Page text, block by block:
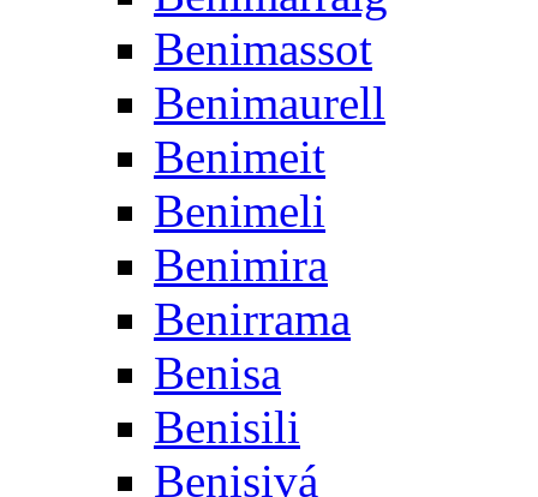
Benimassot
Benimaurell
Benimeit
Benimeli
Benimira
Benirrama
Benisa
Benisili
Benisivá